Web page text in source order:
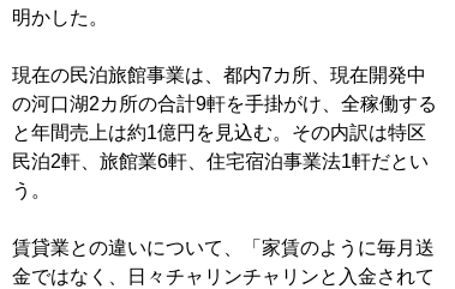
明かした。
現在の民泊旅館事業は、都内7カ所、現在開発中
の河口湖2カ所の合計9軒を手掛がけ、全稼働する
と年間売上は約1億円を見込む。その内訳は特区
民泊2軒、旅館業6軒、住宅宿泊事業法1軒だとい
う。
賃貸業との違いについて、「家賃のように毎月送
金ではなく、日々チャリンチャリンと入金されて